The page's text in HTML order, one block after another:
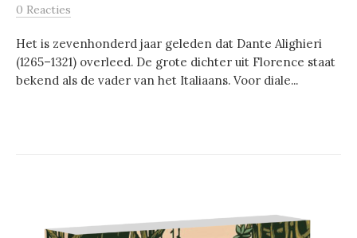
0 Reacties
Het is zevenhonderd jaar geleden dat Dante Alighieri
(1265–1321) overleed. De grote dichter uit Florence staat
bekend als de vader van het Italiaans. Voor diale...